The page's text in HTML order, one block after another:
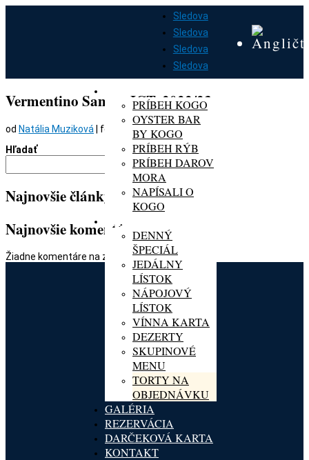
Sledova
Sledova
Sledova
Sledova
DOMOV
PRÍBEH KOGO
OYSTER BAR
BY KOGO
PRÍBEH RÝB
PRÍBEH DAROV
MORA
NAPÍSALI O
KOGO
DENNÝ
ŠPECIÁL
JEDÁLNY
LÍSTOK
NÁPOJOVÝ
LÍSTOK
VÍNNA KARTA
DEZERTY
SKUPINOVÉ
MENU
TORTY NA
OBJEDNÁVKU
GALÉRIA
REZERVÁCIA
DARČEKOVÁ KARTA
KONTAKT
Vermentino Samas, IGT, 2022/23
od Natália Muziková
feb 20, 2024
Hľadať
Hľadať
Najnovšie články
Najnovšie komentáre
Žiadne komentáre na zobrazenie.